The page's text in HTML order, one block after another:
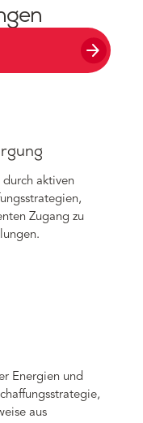
arrow_forward
aktiven
Zugang zu
Energien und
aus